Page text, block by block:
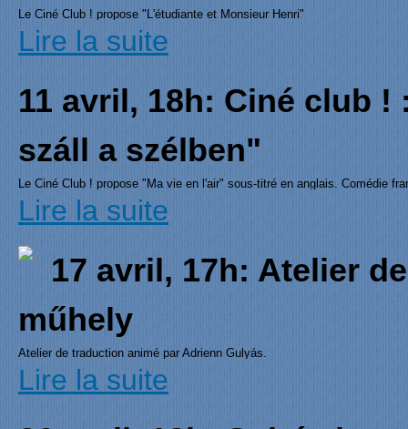
Le Ciné Club ! propose "L'étudiante et Monsieur Henri"
sous-titré en anglais.
Comédie française 2015, 1h35min
Lire la suite
11 avril, 18h: Ciné club
száll a szélben"
Le Ciné Club ! propose "Ma vie en l'air" sous-titré en anglais. Comédie
Réalisation: Rémi Bezançon
Avec : Vincent Elbaz, Gilles Lellouche, Marion Cotillard
Lire la suite
17 avril, 17h: Atelier
műhely
Atelier de traduction animé par Adrienn Gulyás.
Dilemmes traductologiques: de Rabelais à Modiano
Lire la suite